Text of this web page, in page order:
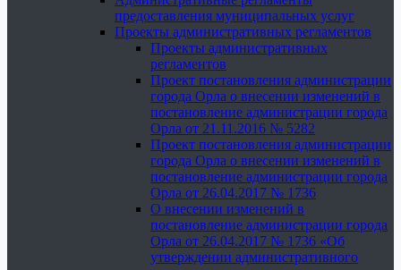
предоставления муниципальных услуг
Проекты административных регламентов
Проекты административных
регламентов
Проект постановления администрации
города Орла о внесении изменений в
постановление администрации города
Орла от 21.11.2016 № 5282
Проект постановления администрации
города Орла о внесении изменений в
постановление администрации города
Орла от 26.04.2017 № 1736
О внесении изменений в
постановление администрации города
Орла от 26.04.2017 № 1736 «Об
утверждении административного